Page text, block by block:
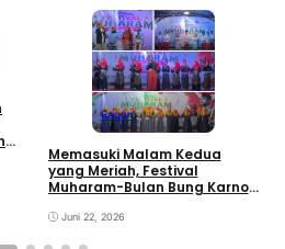
Ragam
Memasuki Malam Kedua
yang Meriah, Festival
Muharam-Bulan Bung Karno
Pemajuan Kebudayaan
Juni 22, 2026